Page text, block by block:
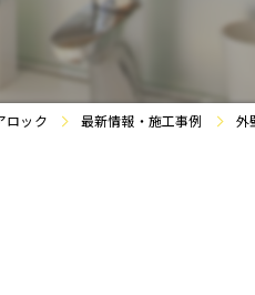
ロック 最新情報・施工事例 外